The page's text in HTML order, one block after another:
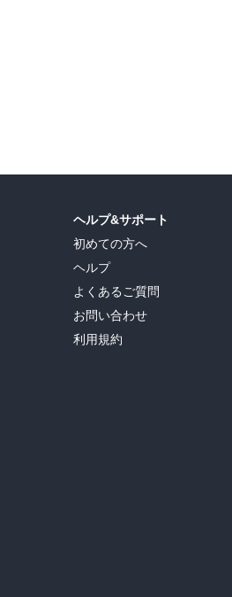
ヘルプ&サポート
初めての方へ
ヘルプ
よくあるご質問
お問い合わせ
利用規約